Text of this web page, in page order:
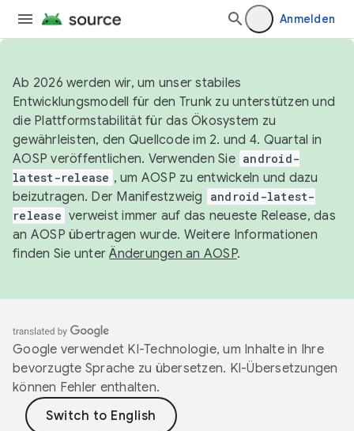
Anmelden
Ab 2026 werden wir, um unser stabiles
Entwicklungsmodell für den Trunk zu unterstützen und
die Plattformstabilität für das Ökosystem zu
gewährleisten, den Quellcode im 2. und 4. Quartal in
AOSP veröffentlichen. Verwenden Sie android-
latest-release , um AOSP zu entwickeln und dazu
beizutragen. Der Manifestzweig
android-latest-
release verweist immer auf das neueste Release, das
an AOSP übertragen wurde. Weitere Informationen
finden Sie unterÄnderungen an AOSP.
Google verwendet KI-Technologie, um Inhalte in Ihre
bevorzugte Sprache zu übersetzen. KI-Übersetzungen
können Fehler enthalten.